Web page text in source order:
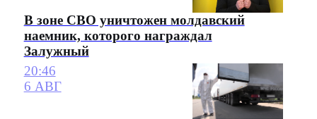
В зоне СВО уничтожен молдавский
наемник, которого награждал
Залужный
20:46
6 АВГ